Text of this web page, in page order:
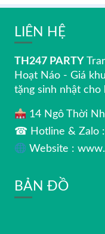
LIÊN HỆ
TH247 PARTY
Hoạt Náo - Giá
tặng sinh nhật cho
14 Ngô Thời
☎ Hotline & Zalo :
Website :
BẢN ĐỒ